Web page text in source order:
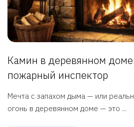
Камин в деревянном
пожарный инспектор
Мечта с запахом дыма — или
огонь в деревянном доме — это ...